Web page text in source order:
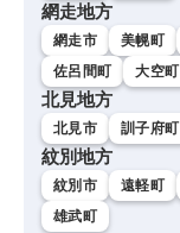
網走地方
網走市 美幌町
佐呂間町
大空町
北見地方
北見市 訓子府町
紋別地方
紋別市 遠軽町
雄武町